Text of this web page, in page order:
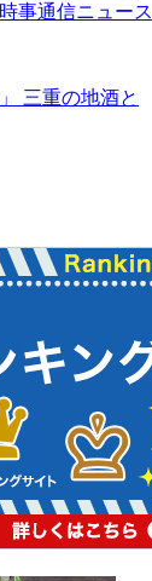
事通信ニュース
三重の地酒と